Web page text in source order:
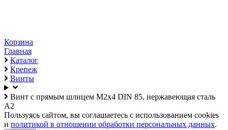
Корзина
Главная
Каталог
Крепеж
Винты
Винт с прямым шлицем М2х4 DIN 85, нержавеющая сталь
А2
Пользуясь сайтом, вы соглашаетесь с использованием cookies
и политикой в отношении обработки персональных данных.